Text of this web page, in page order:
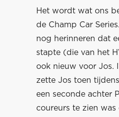
Het wordt wat ons
de Champ Car
nog herinneren dat
stapte (die van het
ook nieuw voor Jos.
zette Jos toen
een seconde achter
coureurs te zien